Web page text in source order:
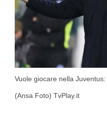
Vuole giocare nella
(Ansa Foto) TvPlay.it